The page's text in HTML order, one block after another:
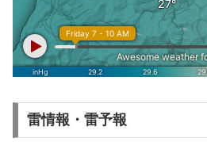
雷情報・雷予報